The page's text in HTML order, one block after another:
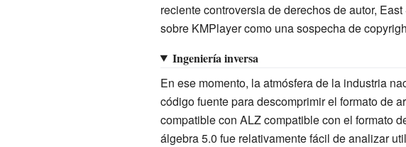
reciente controversia de derechos de autor,
sobre KMPlayer como una sospecha de
Ingeniería inversa
En ese momento, la atmósfera de la industria
código fuente para descomprimir el formato de
compatible con ALZ compatible con el formato
álgebra 5.0 fue relativamente fácil de analizar